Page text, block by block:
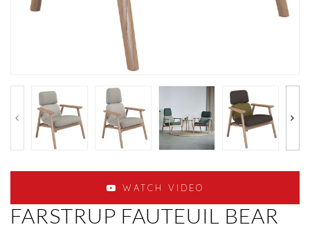
WATCH VIDEO
FARSTRUP FAUTEUIL BEAR